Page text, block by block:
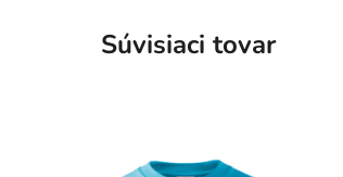
Súvisiaci tovar